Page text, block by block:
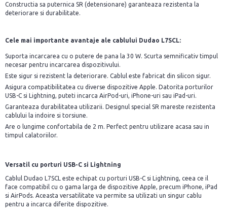
Constructia sa puternica SR (detensionare) garanteaza rezistenta la
deteriorare si durabilitate.
Cele mai importante avantaje ale cablului Dudao L7SCL:
Suporta incarcarea cu o putere de pana la 30 W. Scurta semnificativ timpul
necesar pentru incarcarea dispozitivului.
Este sigur si rezistent la deteriorare. Cablul este fabricat din silicon sigur.
Asigura compatibilitatea cu diverse dispozitive Apple. Datorita porturilor
USB-C si Lightning, puteti incarca AirPod-uri, iPhone-uri sau iPad-uri.
Garanteaza durabilitatea utilizarii. Designul special SR mareste rezistenta
cablului la indoire si torsiune.
Are o lungime confortabila de 2 m. Perfect pentru utilizare acasa sau in
timpul calatoriilor.
Versatil cu porturi USB-C si Lightning
Cablul Dudao L7SCL este echipat cu porturi USB-C si Lightning, ceea ce il
face compatibil cu o gama larga de dispozitive Apple, precum iPhone, iPad
si AirPods. Aceasta versatilitate va permite sa utilizati un singur cablu
pentru a incarca diferite dispozitive.